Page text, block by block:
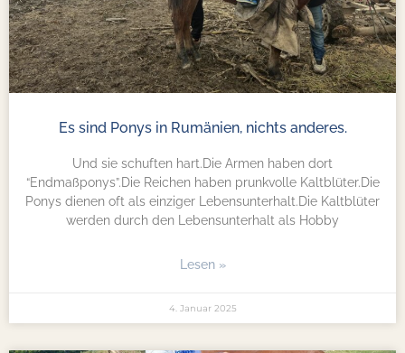
Es sind Ponys in Rumänien, nichts anderes.
Und sie schuften hart.Die Armen haben dort
“Endmaßponys”.Die Reichen haben prunkvolle Kaltblüter.Die
Ponys dienen oft als einziger Lebensunterhalt.Die Kaltblüter
werden durch den Lebensunterhalt als Hobby
Lesen »
4. Januar 2025